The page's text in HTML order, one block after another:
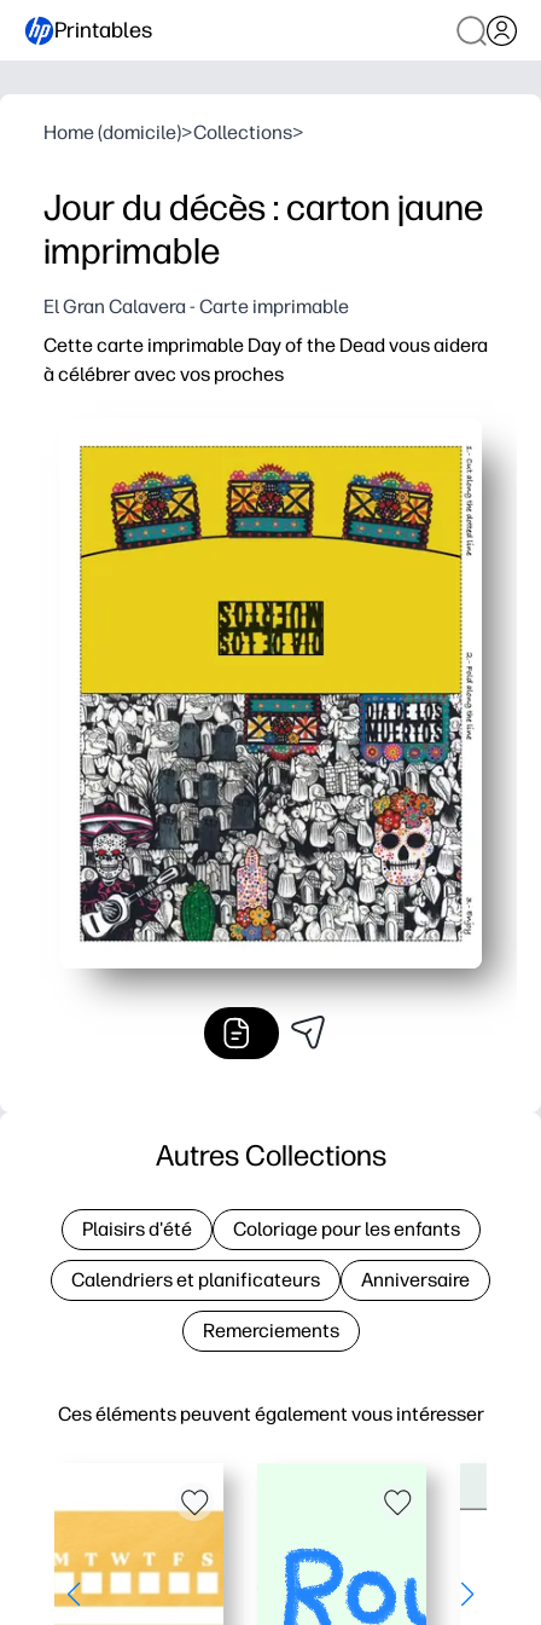
Printables
Home (domicile)>Collections>
Jour du décès : carton jaune
imprimable
El Gran Calavera - Carte imprimable
Cette carte imprimable Day of the Dead vous aidera
à célébrer avec vos proches
Ces éléments peuvent également vous intéresser
Autres Collections
Plaisirs d'été Coloriage pour les enfants
Calendriers et planificateurs Anniversaire
Remerciements